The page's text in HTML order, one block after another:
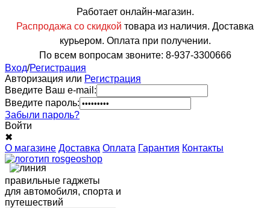
Работает онлайн-магазин.
Распродажа со скидкой товара из наличия. Доставка
курьером. Оплата при получении.
По всем вопросам звоните: 8-937-3300666
Вход/Регистрация
Авторизация или Регистрация
Введите Ваш e-mail:
Введите пароль:
Забыли пароль?
Войти
✖
О магазине Доставка Оплата Гарантия Контакты
правильные гаджеты
для автомобиля, спорта и
путешествий